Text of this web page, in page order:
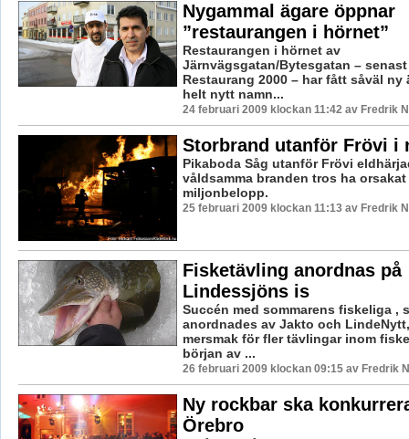
Nygammal ägare öppnar
”restaurangen i hörnet”
Restaurangen i hörnet av
Järnvägsgatan/Bytesgatan –
Restaurang 2000 – har fått såväl ny
helt nytt namn...
24 februari 2009 klockan 11:42 av Fredrik
Storbrand utanför Frövi i
Pikaboda Såg utanför Frövi
våldsamma branden tros ha
miljonbelopp.
25 februari 2009 klockan 11:13 av Fredrik
Fisketävling anordnas på
Lindessjöns is
Succén med sommarens fiskeliga ,
anordnades av Jakto och
mersmak för fler tävlingar inom
början av ...
26 februari 2009 klockan 09:15 av Fredrik
Ny rockbar ska
Örebro